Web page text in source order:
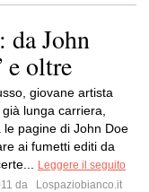
da John
e oltre
giovane artista
lunga carriera,
le pagine di John Doe
ai fumetti editi da
Leggere il seguito
da
Lospaziobianco.it